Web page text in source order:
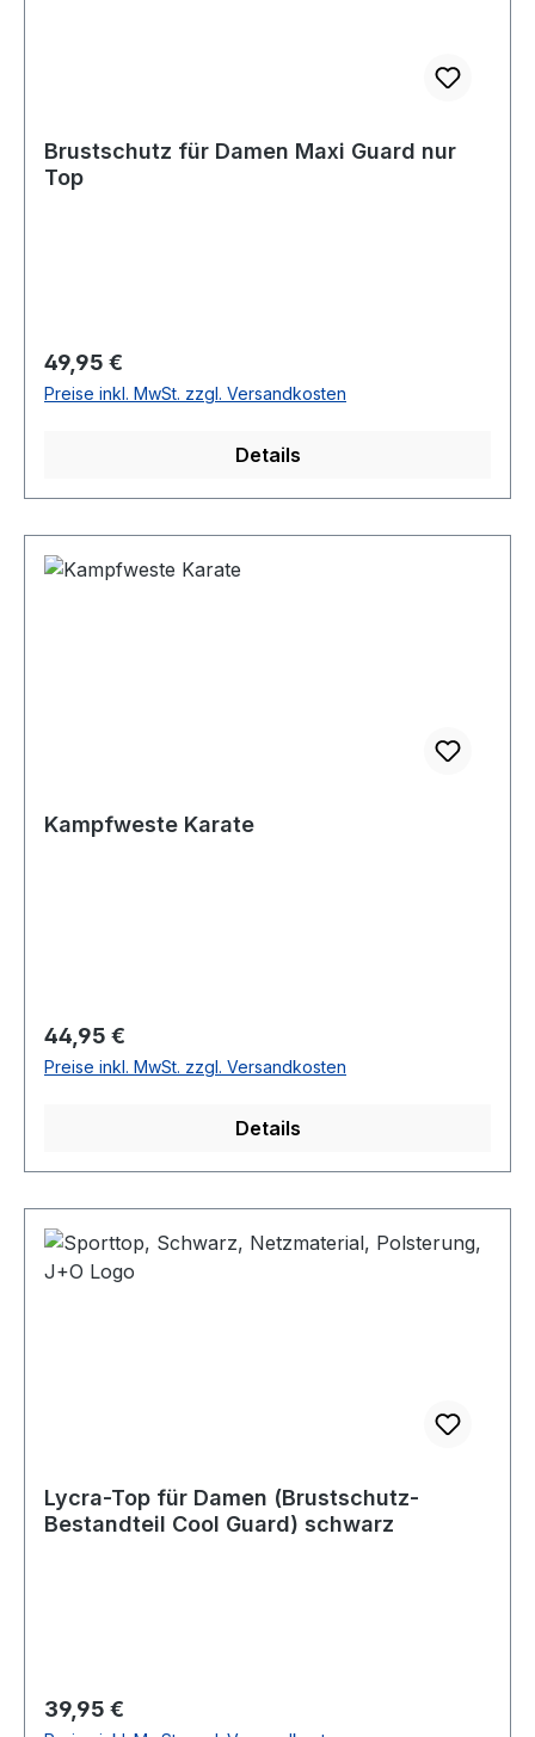
Brustschutz für Damen Maxi Guard nur
Top
Regulärer Preis:
49,95 €
Preise inkl. MwSt. zzgl. Versandkosten
Details
Kampfweste Karate
Regulärer Preis:
44,95 €
Preise inkl. MwSt. zzgl. Versandkosten
Details
Lycra-Top für Damen (Brustschutz-
Bestandteil Cool Guard) schwarz
Regulärer Preis:
39,95 €